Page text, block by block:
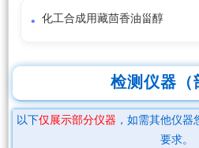
化工合成用藏茴香油甾醇
检测仪器（
以下仅展示部分仪器 ，如需其他仪
要求。